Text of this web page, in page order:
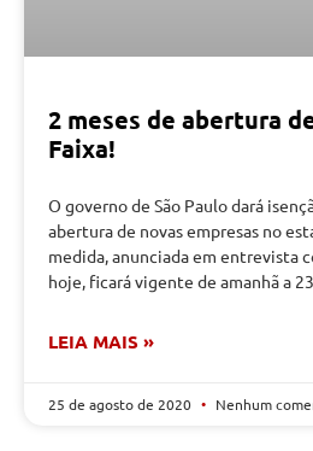
2 meses de abertura
Faixa!
O governo de São Paulo dará
abertura de novas empresas no
medida, anunciada em entrevista
hoje, ficará vigente de amanhã a
LEIA MAIS »
25 de agosto de 2020 Nenhum